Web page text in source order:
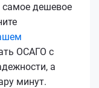
самое дешевое
ОСАГО с
а
минут.